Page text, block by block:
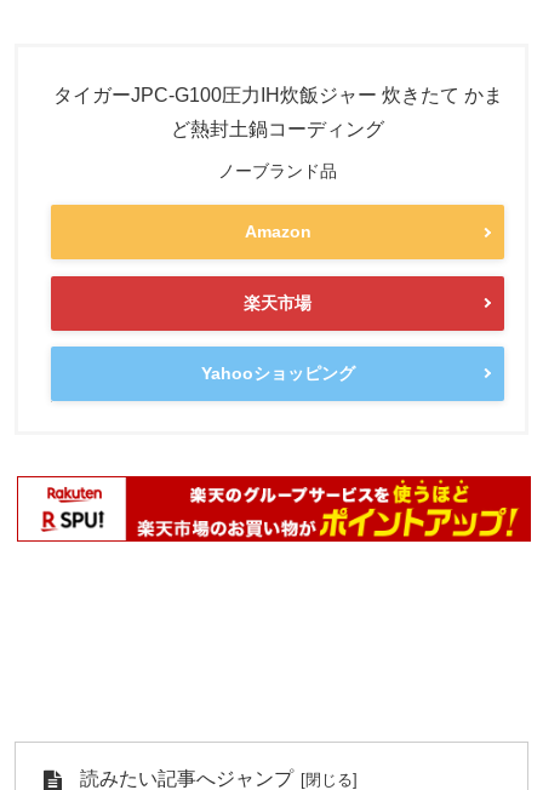
タイガーJPC-G100圧力IH炊飯ジャー 炊きたて かま
ど熱封土鍋コーディング
ノーブランド品
Amazon
楽天市場
Yahooショッピング
読みたい記事へジャンプ